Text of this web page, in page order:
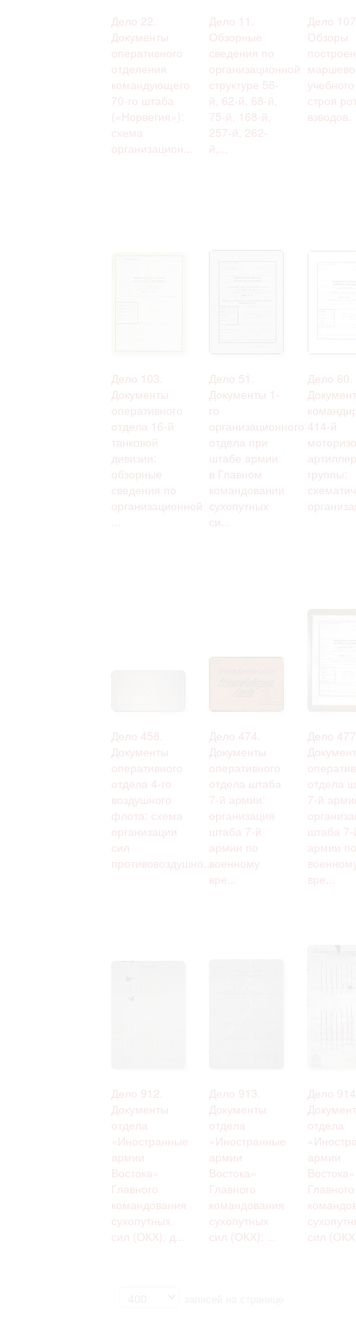
Дело 22.
Документы
оперативного
отделения
командующего
70-го штаба
(«Норвегия»):
схема
организацион...
Дело 11.
Обзорные
сведения по
организационной
структуре 56-
й, 62-й, 68-й,
75-й, 168-й,
257-й, 262-
й,...
Дело
Обзоры
учебного
строя
взводов.
Дело 103.
Документы
оперативного
отдела 16-й
танковой
дивизии:
обзорные
сведения по
организационной
Дело 51.
Документы 1-
го
организационного
отдела при
штабе армии
в Главном
командовании
сухопутных
си...
Дело 60.
414-й
группы:
Дело 458.
Документы
оперативного
отдела 4-го
воздушного
флота: схема
организации
сил
противовоздушно...
Дело 474.
Документы
оперативного
отдела штаба
7-й армии:
организация
штаба 7-й
армии по
военному
вре...
Дело
отдела
7-й
штаба 7-
армии по
вре...
Дело 912.
Документы
отдела
«Иностранные
армии
Востока»
Главного
командования
сухопутных
сил (ОКХ): д...
Дело 913.
Документы
отдела
«Иностранные
армии
Востока»
Главного
командования
сухопутных
сил (ОКХ): ...
Дело
отдела
армии
Востока»
Главного
сил